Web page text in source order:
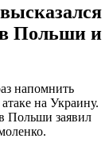
Польши и
напомнить
на Украину.
Польши заявил